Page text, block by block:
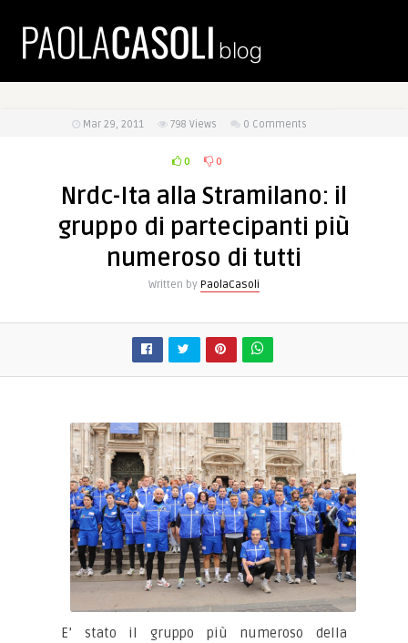
Mar 29, 2011 798 Views 0 Comments
0 0
Nrdc-Ita alla Stramilano: il
gruppo di partecipanti più
numeroso di tutti
Written by PaolaCasoli
E’ stato il gruppo più numeroso della